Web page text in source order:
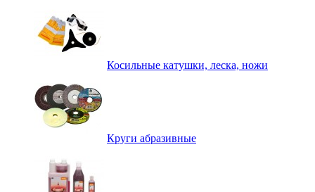
Косильные катушки, леска, ножи
Круги абразивные